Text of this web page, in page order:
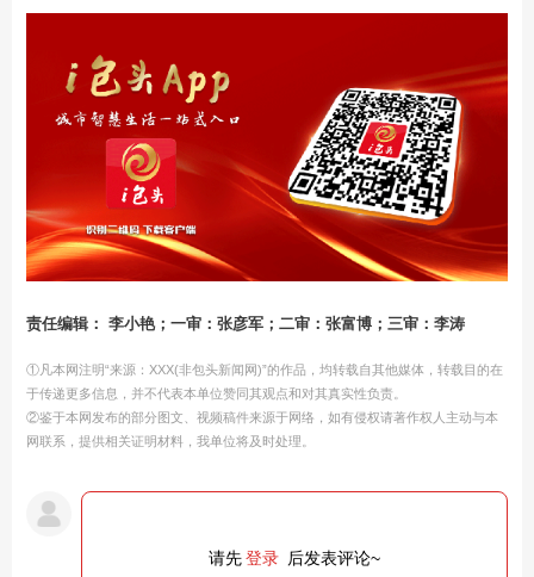
责任编辑： 李小艳；一审：张彦军；二审：张富博；三审：李涛
①凡本网注明“来源：XXX(非包头新闻网)”的作品，均转载自其他媒体，转载目的在
于传递更多信息，并不代表本单位赞同其观点和对其真实性负责。
②鉴于本网发布的部分图文、视频稿件来源于网络，如有侵权请著作权人主动与本
网联系，提供相关证明材料，我单位将及时处理。
请先登录 后发表评论~